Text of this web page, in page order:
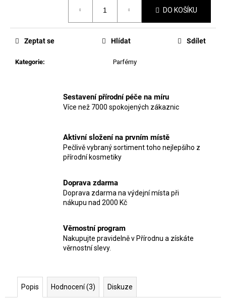
DO KOŠÍKU
Kategorie: Parfémy
Zeptat se Hlídat Sdílet
Sestavení přírodní péče na míru
Více než 7000 spokojených zákaznic
Aktivní složení na prvním místě
Pečlivě vybraný sortiment toho nejlepšího z
přírodní kosmetiky
Doprava zdarma
Doprava zdarma na výdejní místa při
nákupu nad 2000 Kč
Věrnostní program
Nakupujte pravidelně v Přírodnu a získáte
věrnostní slevy.
Popis Hodnocení (3) Diskuze